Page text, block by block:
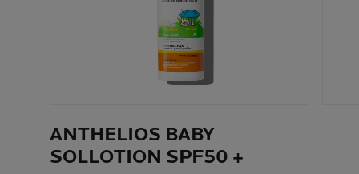
ANTHELIOS BABY
SOLLOTION SPF50 +